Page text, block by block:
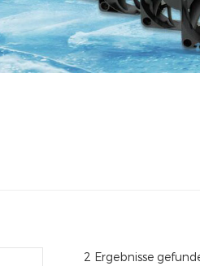
2 Ergebnisse